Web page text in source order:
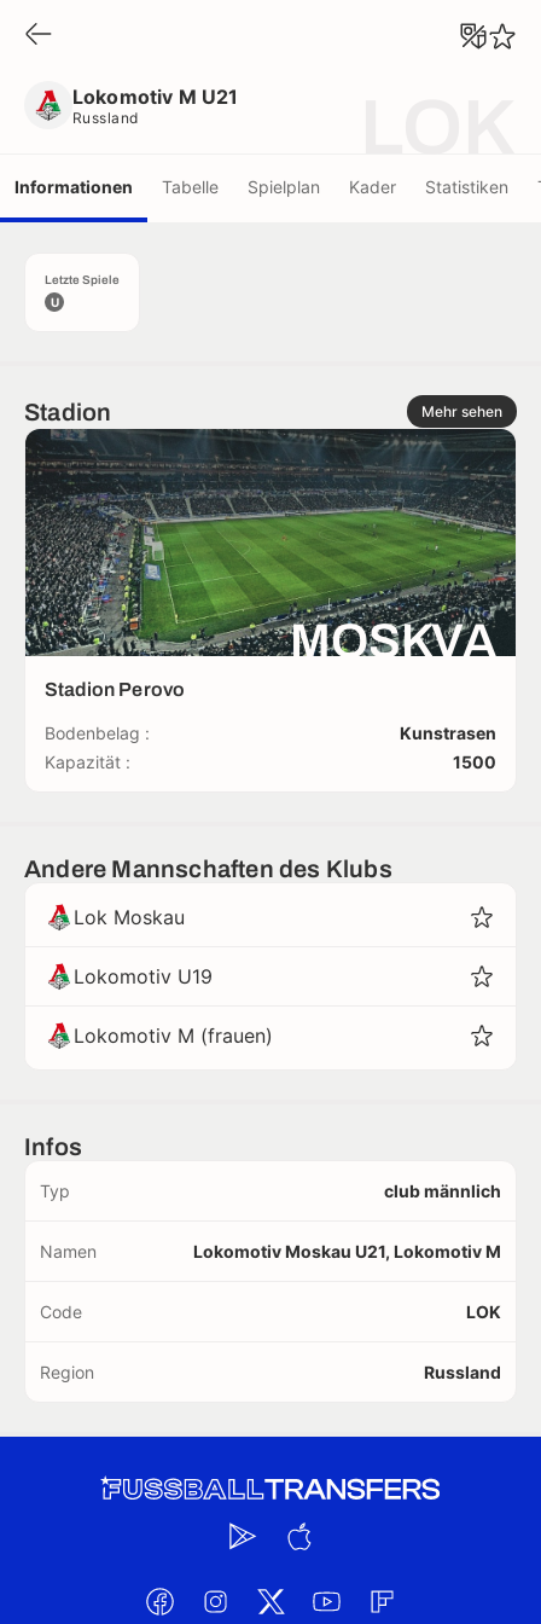
Lokomotiv M U21
Russland
Informationen Tabelle Spielplan Kader Statistiken
Letzte Spiele
U
Stadion Mehr sehen
MOSKVA
Stadion Perovo
Bodenbelag :
Kunstrasen
Kapazität :
1500
Andere Mannschaften des Klubs
Lok Moskau
Lokomotiv U19
Lokomotiv M (frauen)
Infos
Typ club männlich
Namen Lokomotiv Moskau U21, Lokomotiv M
Code LOK
Region Russland